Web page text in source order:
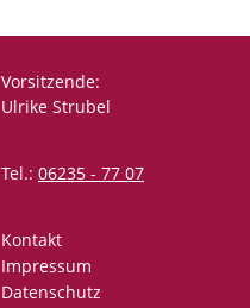
Vorsitzende:
Ulrike Strubel
Tel.: 06235 - 77 07
Kontakt
Impressum
Datenschutz